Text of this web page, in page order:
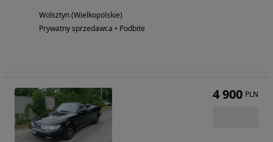
Wolsztyn (Wielkopolskie)
Prywatny sprzedawca • Podbite
4 900 PLN